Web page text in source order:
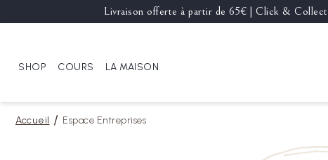
Livraison offerte à partir de 65€ | Click & Collect
SHOP COURS LA MAISON
Accueil Espace Entreprises